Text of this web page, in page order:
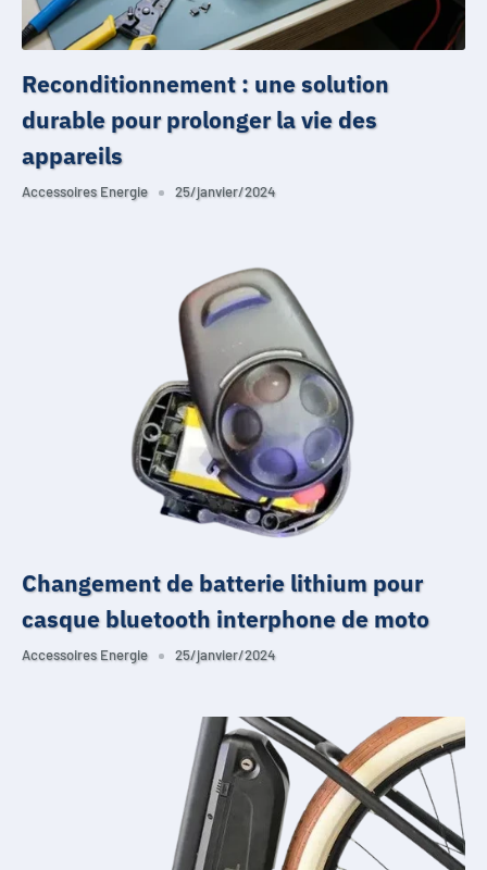
Reconditionnement : une solution
durable pour prolonger la vie des
appareils
Accessoires Energie 25/janvier/2024
Changement de batterie lithium pour
casque bluetooth interphone de moto
Accessoires Energie 25/janvier/2024